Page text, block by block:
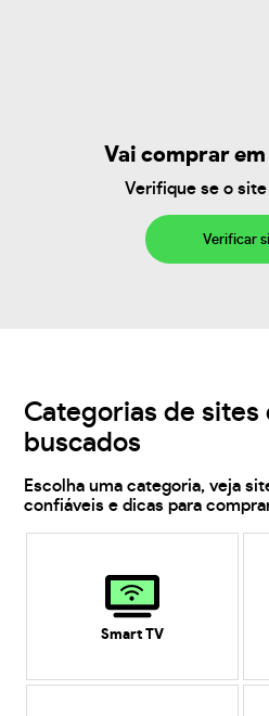
Vai comprar
Verifique se o
Verificar
Categorias de sites
buscados
Escolha uma categoria, veja
confiáveis e dicas para
Smart TV